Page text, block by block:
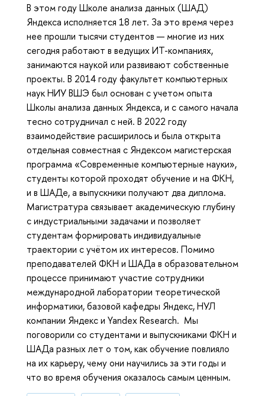
В этом году Школе анализа данных (ШАД)
Яндекса исполняется 18 лет. За это время через
нее прошли тысячи студентов — многие из них
сегодня работают в ведущих ИТ-компаниях,
занимаются наукой или развивают собственные
проекты. В 2014 году факультет компьютерных
наук НИУ ВШЭ был основан с учетом опыта
Школы анализа данных Яндекса, и с самого начала
тесно сотрудничал с ней. В 2022 году
взаимодействие расширилось и была открыта
отдельная совместная с Яндексом магистерская
программа «Современные компьютерные науки»,
студенты которой проходят обучение и на ФКН,
и в ШАДе, а выпускники получают два диплома.
Магистратура связывает академическую глубину
с индустриальными задачами и позволяет
студентам формировать индивидуальные
траектории с учётом их интересов. Помимо
преподавателей ФКН и ШАДа в образовательном
процессе принимают участие сотрудники
международной лаборатории теоретической
информатики, базовой кафедры Яндекс, НУЛ
компании Яндекс и Yandex Research. Мы
поговорили со студентами и выпускниками ФКН и
ШАДа разных лет о том, как обучение повлияло
на их карьеру, чему они научились за эти годы и
что во время обучения оказалось самым ценным.